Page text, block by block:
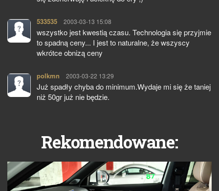
533535 pisze:
2003-03-13 15:08
wszystko jest kwestią czasu. Technologia się przyjmie
to spadną ceny... I jest to naturalne, że wszyscy
wkrótce obnizą ceny
polkmn pisze:
2003-03-22 13:29
Już spadły chyba do minimum.Wydaje mi się że taniej
niż 50gr już nie będzie.
Rekomendowane: